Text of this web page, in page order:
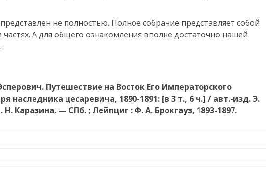
не полностью. Полное собрание представляет собой
А для общего ознакомления вполне достаточно нашей
Путешествие на Восток Его Императорского
наследника цесаревича, 1890-1891: [в 3 т., 6 ч.] / авт.-изд. Э.
Н. Каразина. — СПб. ; Лейпциг : Ф. А. Брокгауз, 1893-1897.